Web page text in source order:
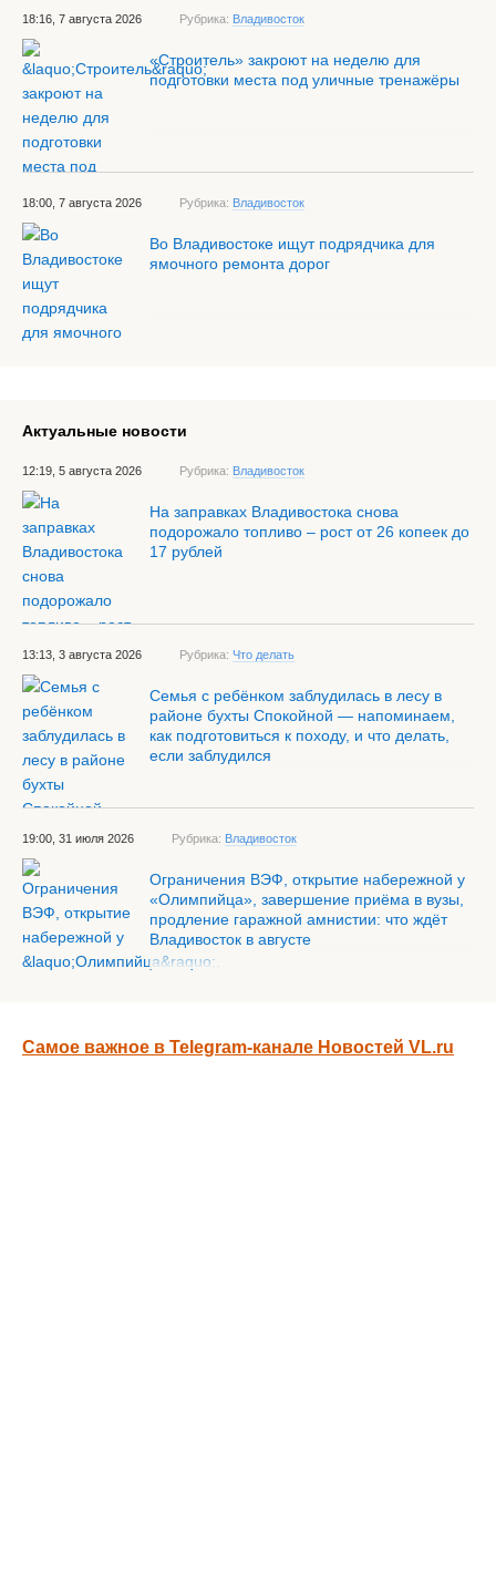
18:16, 7 августа 2026 Рубрика: Владивосток
«Строитель» закроют на неделю для
подготовки места под уличные тренажёры
18:00, 7 августа 2026 Рубрика: Владивосток
Во Владивостоке ищут подрядчика для
ямочного ремонта дорог
Актуальные новости
12:19, 5 августа 2026 Рубрика: Владивосток
На заправках Владивостока снова
подорожало топливо – рост от 26 копеек до
17 рублей
13:13, 3 августа 2026 Рубрика: Что делать
Семья с ребёнком заблудилась в лесу в
районе бухты Спокойной — напоминаем,
как подготовиться к походу, и что делать,
если заблудился
19:00, 31 июля 2026 Рубрика: Владивосток
Ограничения ВЭФ, открытие набережной у
«Олимпийца», завершение приёма в вузы,
продление гаражной амнистии: что ждёт
Владивосток в августе
Самое важное в Telegram-канале Новостей VL.ru